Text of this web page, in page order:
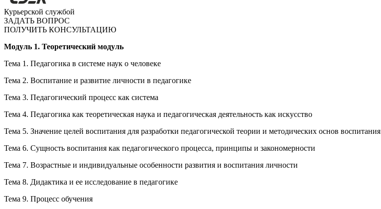
Курьерской службой
ЗАДАТЬ ВОПРОС
ПОЛУЧИТЬ КОНСУЛЬТАЦИЮ
Модуль 1. Теоретический модуль
Тема 1. Педагогика в системе наук о человеке
Тема 2. Воспитание и развитие личности в педагогике
Тема 3. Педагогический процесс как система
Тема 4. Педагогика как теоретическая наука и педагогическая деятельность как искусство
Тема 5. Значение целей воспитания для разработки педагогической теории и методических основ воспитания
Тема 6. Сущность воспитания как педагогического процесса, принципы и закономерности
Тема 7. Возрастные и индивидуальные особенности развития и воспитания личности
Тема 8. Дидактика и ее исследование в педагогике
Тема 9. Процесс обучения